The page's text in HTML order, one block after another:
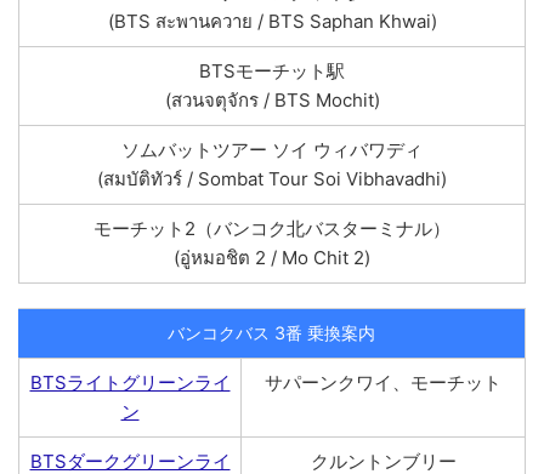
(BTS สะพานควาย / BTS Saphan Khwai)
BTSモーチット駅
(สวนจตุจักร / BTS Mochit)
ソムバットツアー ソイ ウィバワディ
(สมบัติทัวร์ / Sombat Tour Soi Vibhavadhi)
モーチット2（バンコク北バスターミナル）
(อู่หมอชิต 2 / Mo Chit 2)
バンコクバス 3番 乗換案内
BTSライトグリーンライ
ン
サパーンクワイ、モーチット
BTSダークグリーンライ
クルントンブリー